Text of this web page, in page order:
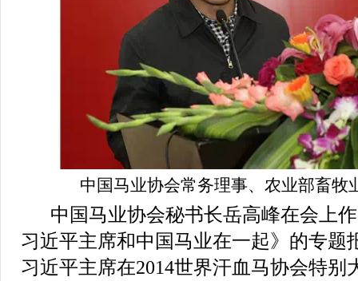
中国马业协会常务理事、农业部畜牧
中国马业协会秘书长岳高峰在会上
习近平主席和中国马业在一起》的专题
习近平主席在2014世界汗血马协会特别